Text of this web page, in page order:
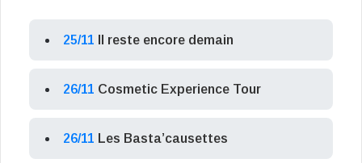
25/11 Il reste encore demain
26/11 Cosmetic Experience Tour
26/11 Les Basta’causettes